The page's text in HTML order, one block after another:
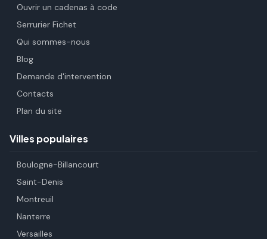
Ouvrir un cadenas à code
Serrurier Fichet
Qui sommes-nous
Blog
Demande d'intervention
Contacts
Plan du site
Villes populaires
Boulogne-Billancourt
Saint-Denis
Montreuil
Nanterre
Versailles